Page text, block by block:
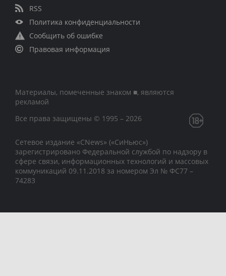
RSS
Политика конфиденциальности
Сообщить об ошибке
Правовая информация
Материалы, помеченные знаком ■, являются
рекламой
Все права защищены © 1995 – 2026
Сетевое издание «CNews» («СиНьюс»)
зарегистрировано Федеральной службой по надзору в
сфере связи, информационных технологий и массовых
коммуникаций 09.11.2018 за номером Эл № ФС77 –
74283